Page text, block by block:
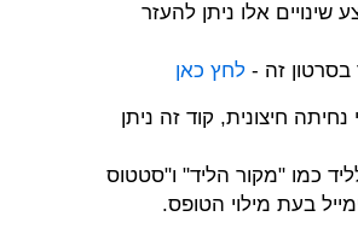
אלו ניתן להעזר
לחץ כאן
חיצונית, קוד זה ניתן
כמו "מקור הליד" ו"סטטוס
בעת מילוי הטופס.